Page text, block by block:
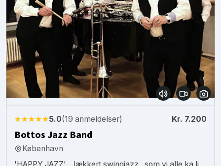
★★★★★5.0(19 anmeldelser) Kr. 7.200
Bottos Jazz Band
København